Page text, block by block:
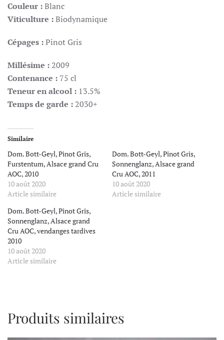
Couleur :Blanc
Viticulture :Biodynamique
Cépages :Pinot Gris
Millésime : 2009
Contenance : 75 cl
Teneur en alcool : 13.5%
Temps de garde : 2030+
Similaire
Dom. Bott-Geyl, Pinot Gris,
Furstentum, Alsace grand Cru
AOC, 2010
10 août 2020
Article similaire
Dom. Bott-Geyl, Pinot Gris,
Sonnenglanz, Alsace grand
Cru AOC, 2011
10 août 2020
Article similaire
Dom. Bott-Geyl, Pinot Gris,
Sonnenglanz, Alsace grand
Cru AOC, vendanges tardives
2010
10 août 2020
Article similaire
Produits similaires